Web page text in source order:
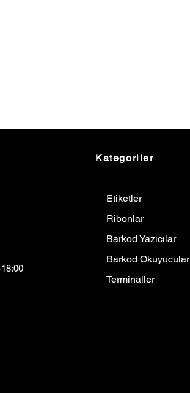
Kategoriler
Etiketler
Ribonlar
Barkod Yazıcılar
Barkod Okuyucular
Terminaller